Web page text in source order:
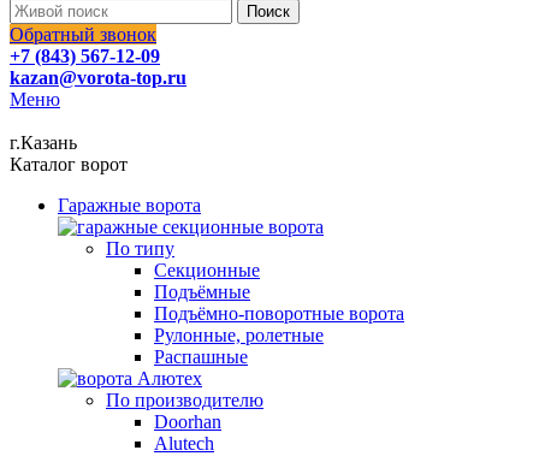
Поиск
Обратный звонок
+7 (843) 567-12-09
kazan@vorota-top.ru
Меню
г.Казань
Каталог ворот
Гаражные ворота
По типу
Секционные
Подъёмные
Подъёмно-поворотные ворота
Рулонные, ролетные
Распашные
По производителю
Doorhan
Alutech